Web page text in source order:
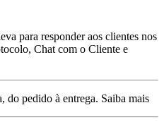
para responder aos clientes nos
Chat com o Cliente e
do pedido à entrega. Saiba mais